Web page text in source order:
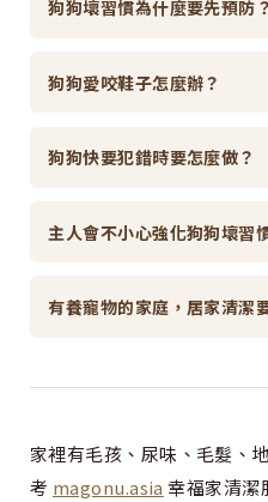
狗狗壞習慣為什麼要先預防？
狗狗愛咬鞋子怎麼辦？
狗狗快要犯錯時要怎麼做？
主人會不小心強化狗狗壞習
有養寵物的家庭，居家清潔
家裡有毛孩、尿味、毛髮、
考 magonu.asia 幸福家清潔